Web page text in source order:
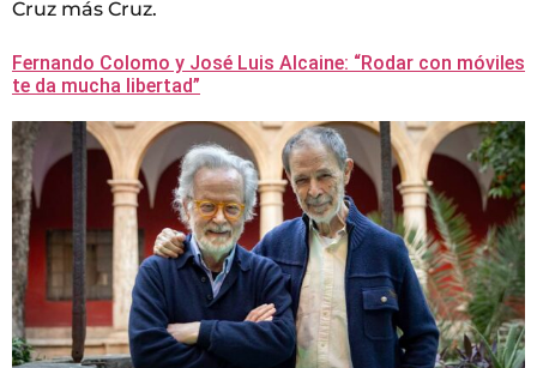
Cruz más Cruz.
Fernando Colomo y José Luis Alcaine: “Rodar con móviles
te da mucha libertad”